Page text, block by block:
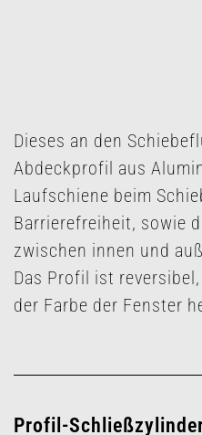
Dieses an den
Abdeckprofil aus
Laufschiene beim
Barrierefreiheit, sowie
zwischen innen und
Das Profil ist
der Farbe der Fenster
Profil-